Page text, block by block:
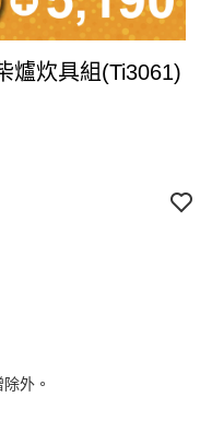
爐炊具組(Ti3061)
外。